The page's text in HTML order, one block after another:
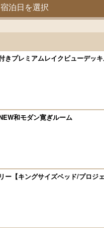
泊日を選択
きプレミアムレイクビューデッ
和モダン寛ぎルーム
ー【キングサイズベッド/プロジ